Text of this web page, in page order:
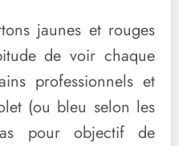
jaunes et rouges
de voir chaque
professionnels et
(ou bleu selon les
pour objectif de